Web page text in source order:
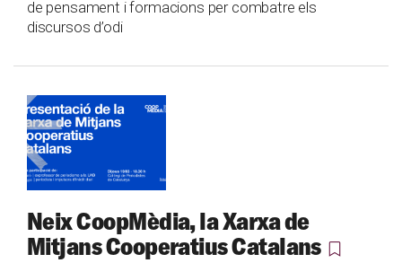
de pensament i formacions per combatre els
discursos d’odi
Neix CoopMèdia, la Xarxa de
Mitjans Cooperatius Catalans